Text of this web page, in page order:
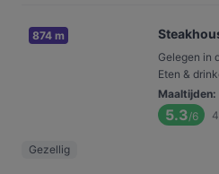
874 m
Gelegen in
Eten &
Maaltijden:
5.3/6 4
Gezellig